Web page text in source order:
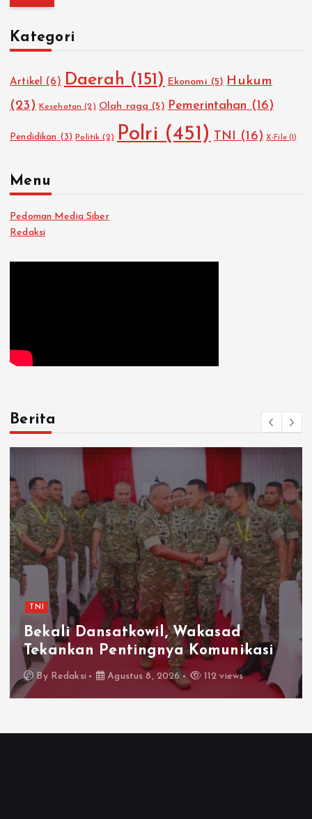
i
n
t
k
:
Kategori
Artikel (6) Daerah (151) Ekonomi (5) Hukum
(23)
Kesehatan (2) Olah raga (5) Pemerintahan (16)
Pendidikan (3) Politik (2) Polri (451) TNI (16) X-File(1)
Menu
Pedoman Media Siber
Redaksi
Berita
TNI
Bekali Dansatkowil, Wakasad
Tekankan Pentingnya Komunikasi
By Redaksi Agustus 8, 2026 112 views